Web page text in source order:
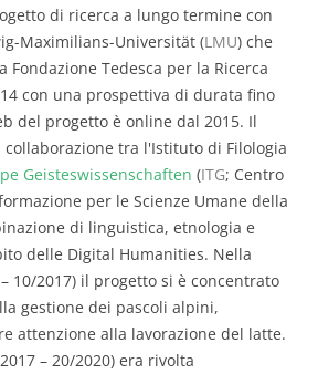
di ricerca a lungo termine con
Maximilians-Universität (LMU) che
Fondazione Tedesca per la Ricerca
con una prospettiva di durata fino
del progetto è online dal 2015. Il
collaborazione tra l'Istituto di Filologia
Geisteswissenschaften (ITG; Centro
per le Scienze Umane della
di linguistica, etnologia e
delle Digital Humanities. Nella
10/2017) il progetto si è concentrato
gestione dei pascoli alpini,
attenzione alla lavorazione del latte.
– 20/2020) era rivolta